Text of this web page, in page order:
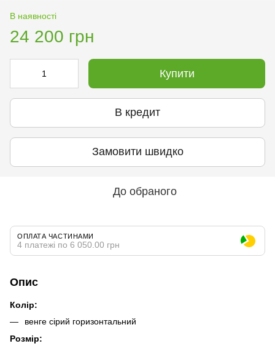
В наявності
24 200 грн
Купити
В кредит
Замовити швидко
До обраного
ОПЛАТА ЧАСТИНАМИ
4 платежі по 6 050.00 грн
Опис
Колір:
венге сірий горизонтальний
Розмір: